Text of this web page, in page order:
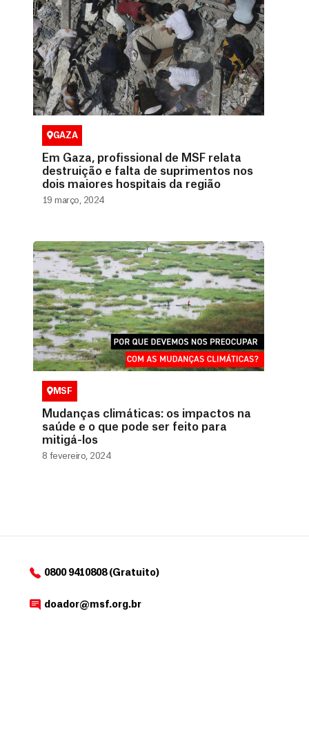
GAZA
Em Gaza, profissional de MSF relata
destruição e falta de suprimentos nos
dois maiores hospitais da região
19 março, 2024
MSF
Mudanças climáticas: os impactos na
saúde e o que pode ser feito para
mitigá-los
8 fevereiro, 2024
0800 9410808 (Gratuito)
doador@msf.org.br